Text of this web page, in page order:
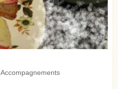
Accompagnements